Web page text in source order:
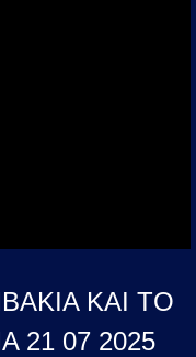
ΚΑΙ ΤΟ
07 2025